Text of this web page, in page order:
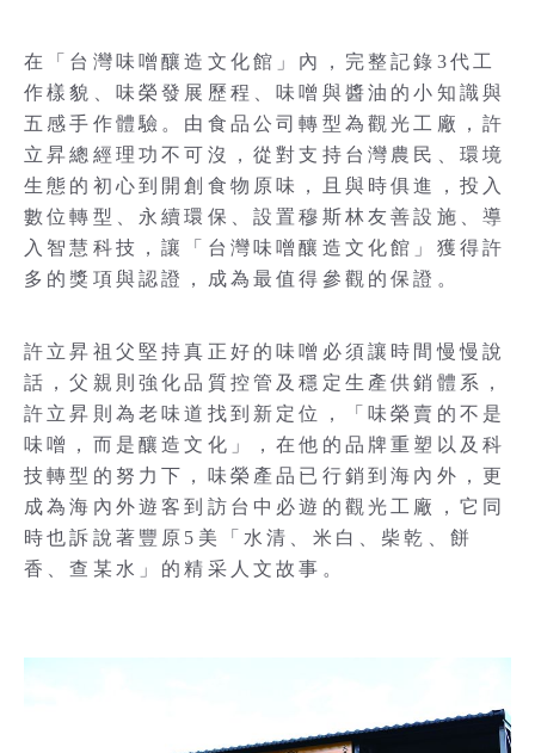
在「台灣味噌釀造文化館」內，完整記錄3代工
作樣貌、味榮發展歷程、味噌與醬油的小知識與
五感手作體驗。由食品公司轉型為觀光工廠，許
立昇總經理功不可沒，從對支持台灣農民、環境
生態的初心到開創食物原味，且與時俱進，投入
數位轉型、永續環保、設置穆斯林友善設施、導
入智慧科技，讓「台灣味噌釀造文化館」獲得許
多的獎項與認證，成為最值得參觀的保證。
許立昇祖父堅持真正好的味噌必須讓時間慢慢說
話，父親則強化品質控管及穩定生產供銷體系，
許立昇則為老味道找到新定位，「味榮賣的不是
味噌，而是釀造文化」，在他的品牌重塑以及科
技轉型的努力下，味榮產品已行銷到海內外，更
成為海內外遊客到訪台中必遊的觀光工廠，它同
時也訴說著豐原5美「水清、米白、柴乾、餅
香、查某水」的精采人文故事。